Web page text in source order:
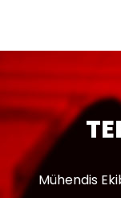
Mühendis